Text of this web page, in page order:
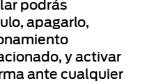
podrás
apagarlo,
y activar
ante cualquier